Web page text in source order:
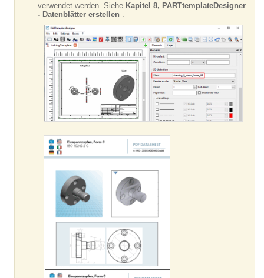
verwendet werden. Siehe Kapitel 8, PARTtemplateDesigner
- Datenblätter erstellen .